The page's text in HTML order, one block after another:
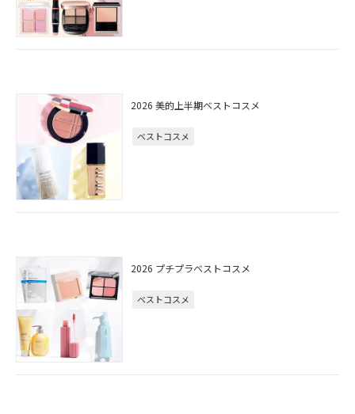
2026 美的上半期ベストコスメ
ベストコスメ
2026 プチプラベストコスメ
ベストコスメ